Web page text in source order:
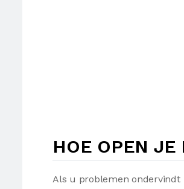
HOE OPEN JE
Als u problemen ondervindt